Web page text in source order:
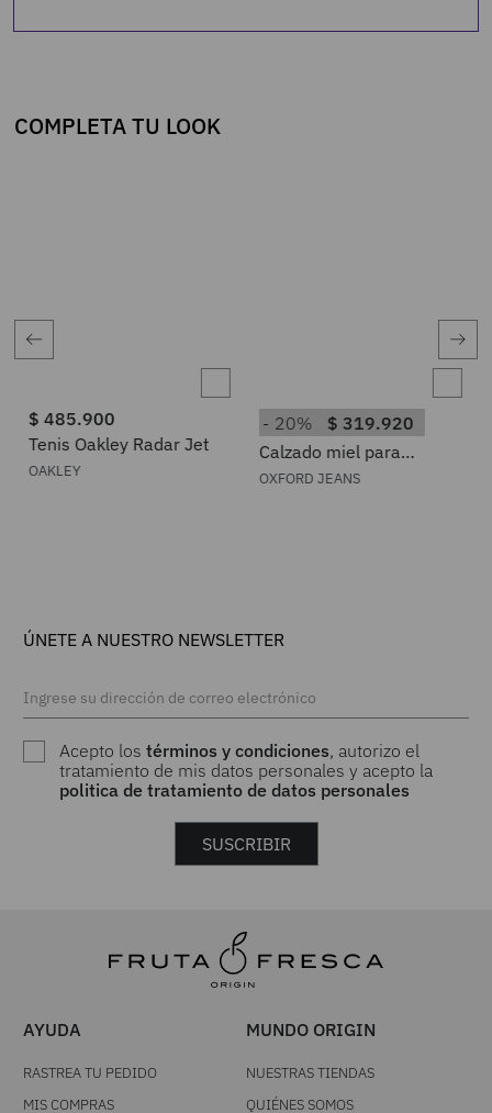
COMPLETA TU LOOK
$ 485.900
Tenis Oakley Radar Jet
OAKLEY
20% $ 319.920
Calzado miel para
hombre
OXFORD JEANS
ÚNETE A NUESTRO NEWSLETTER
Acepto lostérminos y condiciones, autorizo el
tratamiento de mis datos personales y acepto la
politica de tratamiento de datos personales
SUSCRIBIR
AYUDA
RASTREA TU PEDIDO
MIS COMPRAS
MUNDO ORIGIN
NUESTRAS TIENDAS
QUIÉNES SOMOS